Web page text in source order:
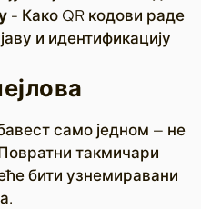
- Како QR кодови раде
и идентификацију
само једном — не
такмичари
бити узнемиравани